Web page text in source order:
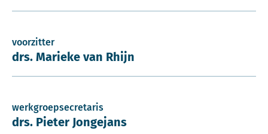
voorzitter
drs. Marieke van Rhijn
werkgroepsecretaris
drs. Pieter Jongejans